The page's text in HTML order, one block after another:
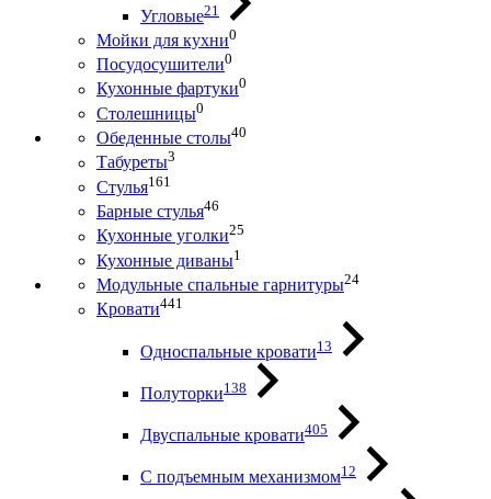
Угловые21
Мойки для кухни0
Посудосушители0
Кухонные фартуки0
Столешницы0
Обеденные столы40
Табуреты3
Стулья161
Барные стулья46
Кухонные уголки25
Кухонные диваны1
Модульные спальные гарнитуры24
Кровати441
Односпальные кровати13
Полуторки138
Двуспальные кровати405
С подъемным механизмом12